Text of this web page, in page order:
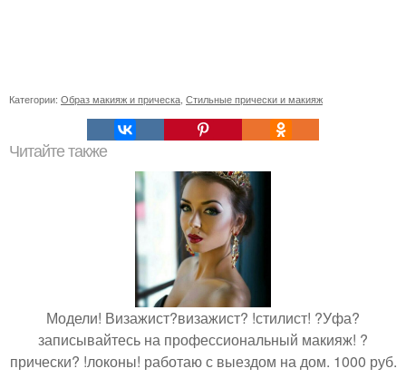
Категории: Образ макияж и прическа Стильные прически и макияж
Читайте также
Модели! Визажист?визажист? !стилист! ?Уфа?
записывайтесь на профессиональный макияж! ?
прически? !локоны! работаю с выездом на дом. 1000 руб.